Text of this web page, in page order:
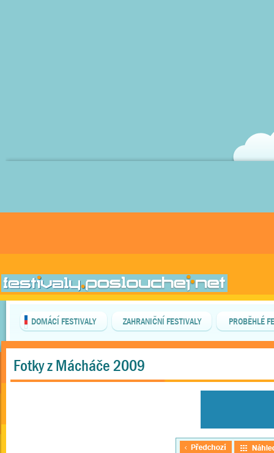
DOMÁCÍ FESTIVALY ZAHRANIČNÍ FESTIVALY PROBĚHLÉ
Fotky z Mácháče 2009